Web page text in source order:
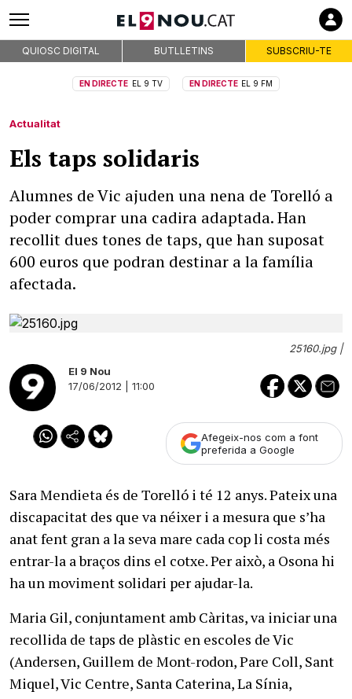
QUIOSC DIGITAL BUTLLETINS SUBSCRIU-TE
EN DIRECTE EL 9 TV EN DIRECTE EL 9 FM
Actualitat
Els taps solidaris
Alumnes de Vic ajuden una nena de Torelló a
poder comprar una cadira adaptada. Han
recollit dues tones de taps, que han suposat
600 euros que podran destinar a la família
afectada.
25160.jpg |
El 9 Nou
17/06/2012 | 11:00
Afegeix-nos com a font
preferida a Google
Sara Mendieta és de Torelló i té 12 anys. Pateix una
discapacitat des que va néixer i a mesura que s’ha
anat fent gran a la seva mare cada cop li costa més
entrar-la a braços dins el cotxe. Per això, a Osona hi
ha un moviment solidari per ajudar-la.
Maria Gil, conjuntament amb Càritas, va iniciar una
recollida de taps de plàstic en escoles de Vic
(Andersen, Guillem de Mont-rodon, Pare Coll, Sant
Miquel, Vic Centre, Santa Caterina, La Sínia,